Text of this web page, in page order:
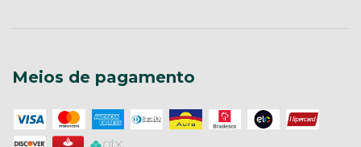
Meios de pagamento